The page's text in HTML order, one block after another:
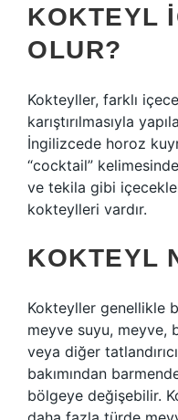
KOKTEYL
OLUR?
Kokteyller, farklı
karıştırılmasıyla
İngilizcede horoz
“cocktail”
ve tekila gibi
kokteylleri vardır.
KOKTEYL
Kokteyller genellikle
meyve suyu, meyve,
veya diğer
bakımından
bölgeye değişebilir.